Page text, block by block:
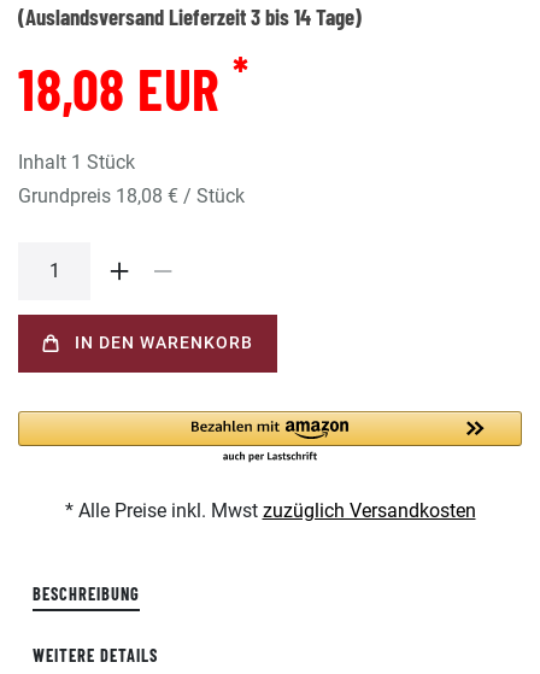
(Auslandsversand Lieferzeit 3 bis 14 Tage)
18,08 EUR *
Inhalt 1 Stück
Grundpreis 18,08 € / Stück
IN DEN WARENKORB
* Alle Preise inkl. Mwst zuzüglich Versandkosten
BESCHREIBUNG
WEITERE DETAILS